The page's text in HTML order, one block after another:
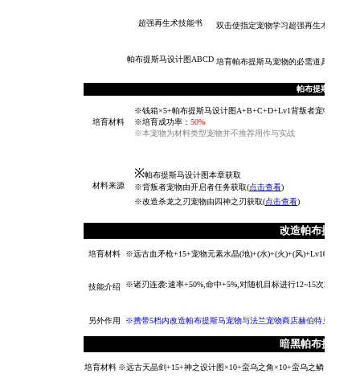
超强再生术技能书 双击使指定宠物学习超强再生术术
帕布提斯马设计图ABCD 培育帕布提斯马宠物的必需道具
帕布提斯马
培育材料
※钱箱×5+帕布提斯马设计图A+B+C+D+Lv1背叛者宠物+Lv1改
※培育成功率： 50%
※本宠物为材料类型宠物并不推荐用作与实战
材料来源
※帕布提斯马设计图本章获取
※背叛者宠物由开启者任务获取(点击查看)
※改造杀龙之刃宠物由四神之刃获取(点击查看)
改造帕布提斯马
培育材料 ※远古血矛枪+15+宠物元素水晶(地)+(水)+(火)+(风)+Lv1帕布提斯
技能介绍 ※诸刃连袭:速率+50%,命中+5%,对随机目标进行12~15次攻击,每
另外作用 ※携带5档内改造帕布提斯马宠物与法兰宠物商店赫伯特兑换神兽
暗黑帕布提斯马
培育材料 ※远古天晶剑+15+神之设计图×10+蛮乌之角×10+蛮乌之鳞×10+钱